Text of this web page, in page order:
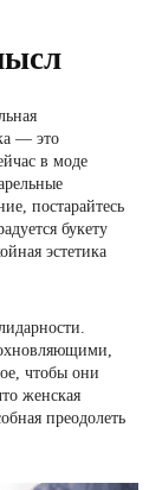
— это
в моде
постарайтесь
букету
эстетика
чтобы они
женская
преодолеть